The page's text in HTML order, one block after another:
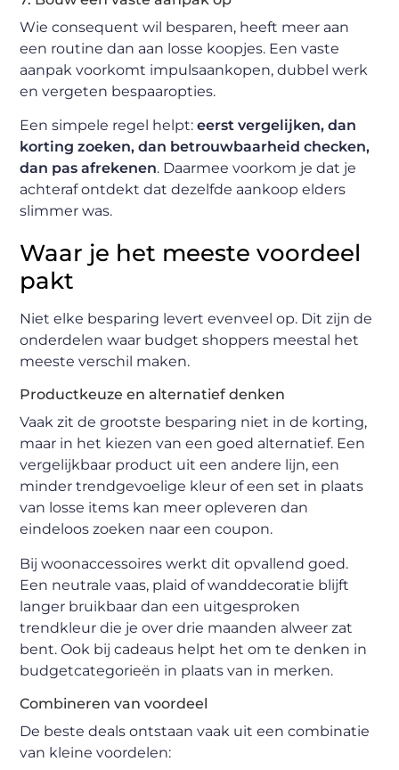
Wie consequent wil besparen, heeft meer aan
een routine dan aan losse koopjes. Een vaste
aanpak voorkomt impulsaankopen, dubbel werk
en vergeten bespaaropties.
Een simpele regel helpt:eerst vergelijken, dan
korting zoeken, dan betrouwbaarheid checken,
dan pas afrekenen. Daarmee voorkom je dat je
achteraf ontdekt dat dezelfde aankoop elders
slimmer was.
Waar je het meeste voordeel
pakt
Niet elke besparing levert evenveel op. Dit zijn de
onderdelen waar budget shoppers meestal het
meeste verschil maken.
Productkeuze en alternatief denken
Vaak zit de grootste besparing niet in de korting,
maar in het kiezen van een goed alternatief. Een
vergelijkbaar product uit een andere lijn, een
minder trendgevoelige kleur of een set in plaats
van losse items kan meer opleveren dan
eindeloos zoeken naar een coupon.
Bij woonaccessoires werkt dit opvallend goed.
Een neutrale vaas, plaid of wanddecoratie blijft
langer bruikbaar dan een uitgesproken
trendkleur die je over drie maanden alweer zat
bent. Ook bij cadeaus helpt het om te denken in
budgetcategorieën in plaats van in merken.
Combineren van voordeel
De beste deals ontstaan vaak uit een combinatie
van kleine voordelen: